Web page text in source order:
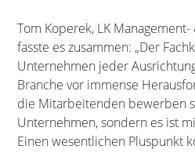
Tom Koperek, LK
fasste es zusammen: „Der
Unternehmen jeder
Branche vor immense
die Mitarbeitenden bewerben
Unternehmen, sondern es ist
Einen wesentlichen Pluspunkt